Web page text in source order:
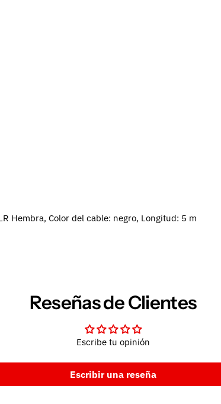
Hembra, Color del cable: negro, Longitud: 5 m
Reseñas de Clientes
Escribe tu opinión
Escribir una reseña